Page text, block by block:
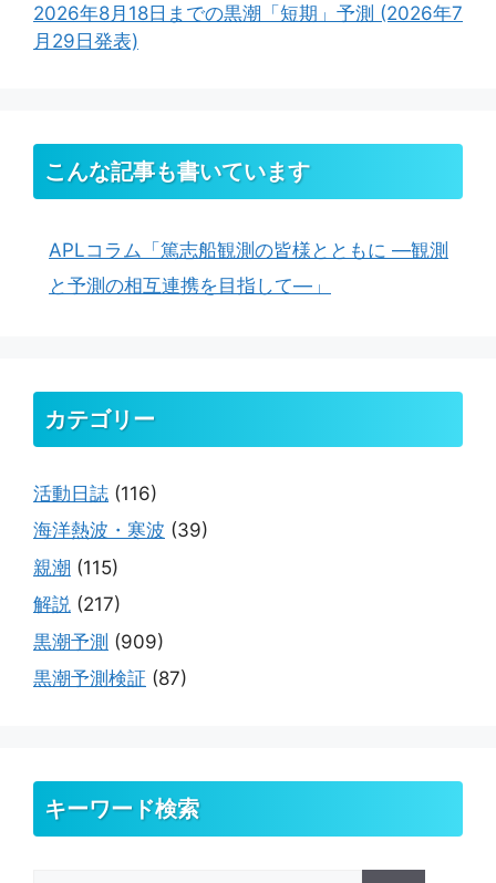
2026年8月18日までの黒潮「短期」予測 (2026年7
月29日発表)
こんな記事も書いています
APLコラム「篤志船観測の皆様とともに ―観測
と予測の相互連携を目指して―」
カテゴリー
活動日誌 (116)
海洋熱波・寒波 (39)
親潮 (115)
解説 (217)
黒潮予測 (909)
黒潮予測検証 (87)
キーワード検索